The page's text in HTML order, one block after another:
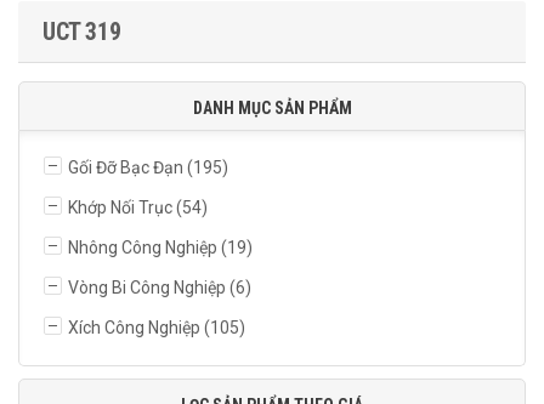
UCT 319
DANH MỤC SẢN PHẨM
Gối Đỡ Bạc Đạn (195)
Khớp Nối Trục(54)
Nhông Công Nghiệp (19)
Vòng Bi Công Nghiệp (6)
Xích Công Nghiệp (105)